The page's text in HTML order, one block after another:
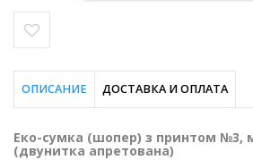
ОПИСАНИЕ ДОСТАВКА И ОПЛАТА
Еко-сумка (шопер) з принтом №3,
(двунитка апретована)